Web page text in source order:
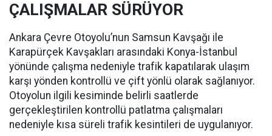
ÇALIŞMALAR SÜRÜYOR
Ankara Çevre Otoyolu’nun Samsun Kavşağı ile
Karapürçek Kavşakları arasındaki Konya-İstanbul
yönünde çalışma nedeniyle trafik kapatılarak ulaşım
karşı yönden kontrollü ve çift yönlü olarak sağlanıyor.
Otoyolun ilgili kesiminde belirli saatlerde
gerçekleştirilen kontrollü patlatma çalışmaları
nedeniyle kısa süreli trafik kesintileri de uygulanıyor.